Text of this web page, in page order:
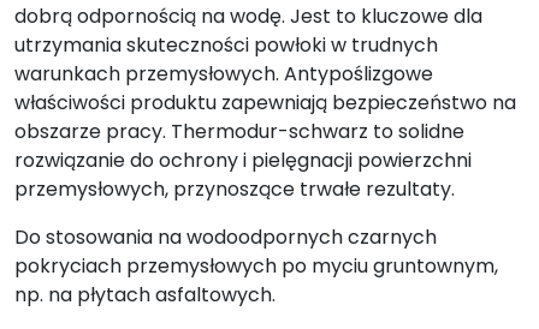
dobrą odpornością na wodę. Jest to kluczowe dla
utrzymania skuteczności powłoki w trudnych
warunkach przemysłowych. Antypoślizgowe
właściwości produktu zapewniają bezpieczeństwo na
obszarze pracy. Thermodur-schwarz to solidne
rozwiązanie do ochrony i pielęgnacji powierzchni
przemysłowych, przynoszące trwałe rezultaty.
Do stosowania na wodoodpornych czarnych
pokryciach przemysłowych po myciu gruntownym,
np. na płytach asfaltowych.